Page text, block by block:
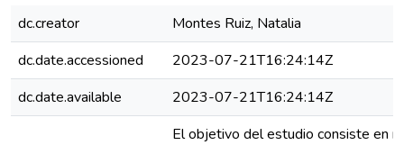
dc.creator
Montes Ruiz, Natalia
dc.date.accessioned
2023-07-21T16:24:14Z
dc.date.available
2023-07-21T16:24:14Z
El objetivo del estudio consiste en